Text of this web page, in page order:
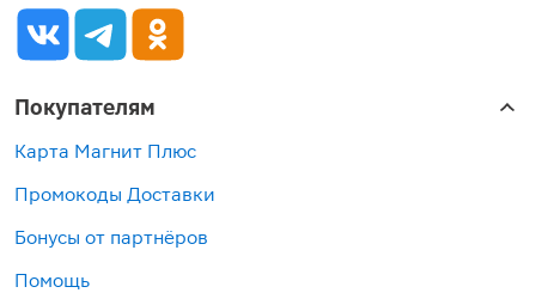
Покупателям
Карта Магнит Плюс
Промокоды Доставки
Бонусы от партнёров
Помощь